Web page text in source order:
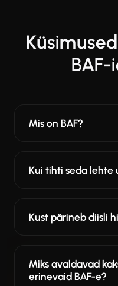
Mis on BAF?
Kui tihti seda lehte
Kust pärineb diisli
Miks avaldavad
erinevaid BAF-e?